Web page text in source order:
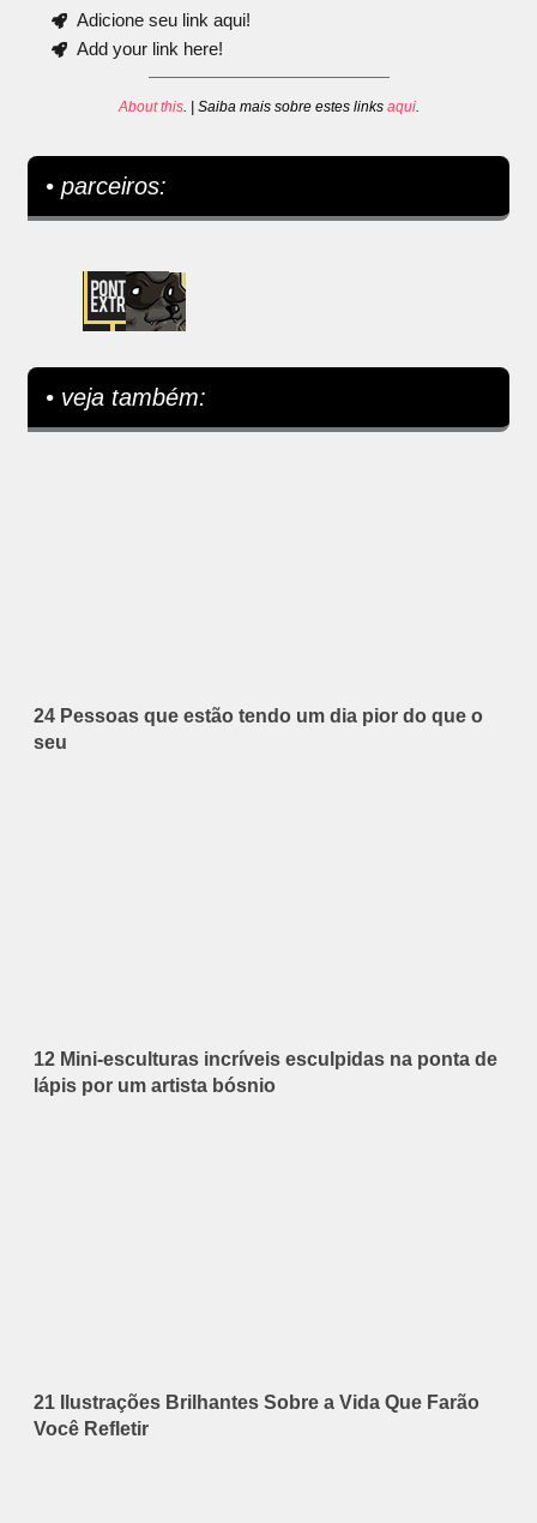
Adicione seu link aqui!
Add your link here!
About this. | Saiba mais sobre estes links aqui.
• parceiros:
• veja também:
24 Pessoas que estão tendo um dia pior do que o
seu
12 Mini-esculturas incríveis esculpidas na ponta de
lápis por um artista bósnio
21 Ilustrações Brilhantes Sobre a Vida Que Farão
Você Refletir